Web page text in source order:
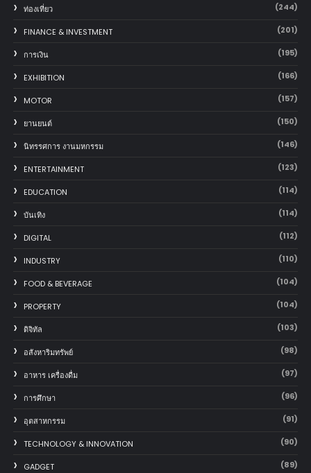
ท่องเที่ยว (244)
FINANCE & INVESTMENT (201)
การเงิน (195)
EXHIBITION (166)
MOTOR (157)
‎ยานยนต์‎ (150)
นิทรรศการ งานมหกรรม (146)
ENTERTAINMENT (123)
EDUCATION (114)
บันเทิง (114)
DIGITAL (112)
INDUSTRY (110)
FOOD & BEVERAGE (104)
PROPERTY (104)
ดิจิทัล (103)
อสังหาริมทรัพย์ (98)
อาหาร เครื่องดื่ม (97)
การศึกษา (96)
อุตสาหกรรม (91)
TECHNOLOGY & INNOVATION (90)
GADGET (89)